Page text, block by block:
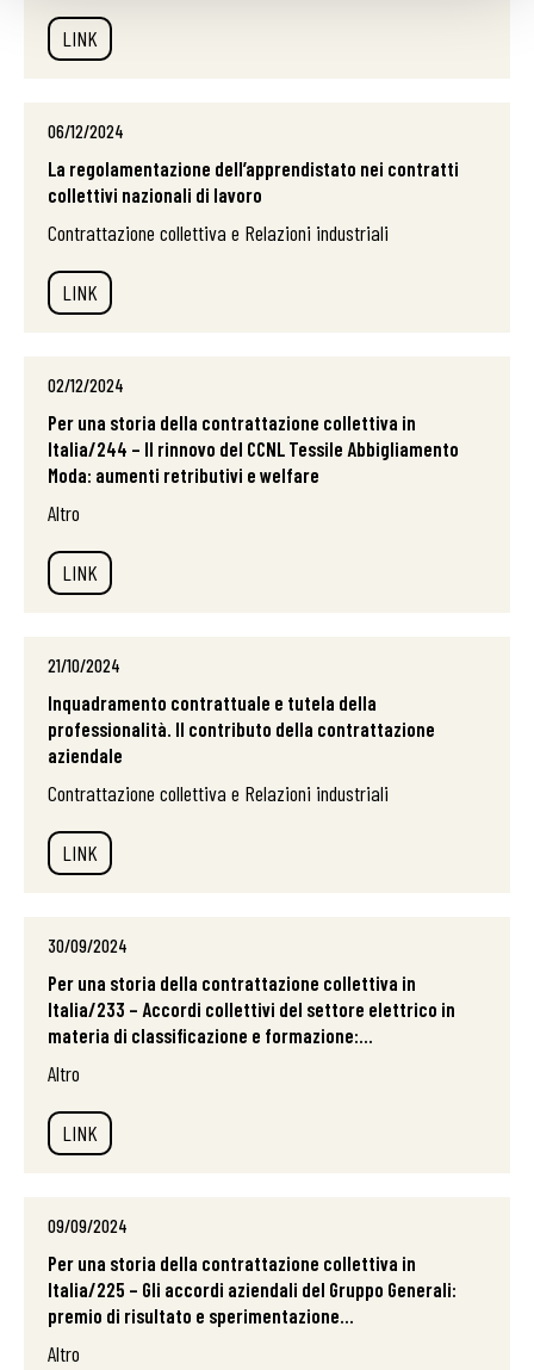
LINK
06/12/2024
La regolamentazione dell’apprendistato nei contratti
collettivi nazionali di lavoro
Contrattazione collettiva e Relazioni industriali
LINK
02/12/2024
Per una storia della contrattazione collettiva in
Italia/244 – Il rinnovo del CCNL Tessile Abbigliamento
Moda: aumenti retributivi e welfare
Altro
LINK
21/10/2024
Inquadramento contrattuale e tutela della
professionalità. Il contributo della contrattazione
aziendale
Contrattazione collettiva e Relazioni industriali
LINK
30/09/2024
Per una storia della contrattazione collettiva in
Italia/233 – Accordi collettivi del settore elettrico in
materia di classificazione e formazione:...
Altro
LINK
09/09/2024
Per una storia della contrattazione collettiva in
Italia/225 – Gli accordi aziendali del Gruppo Generali:
premio di risultato e sperimentazione...
Altro